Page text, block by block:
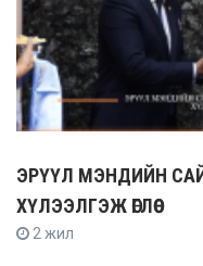
ЭРҮҮЛ МЭНДИЙН
ХҮЛЭЭЛГЭЖ ӨГЛӨӨ
2 жил